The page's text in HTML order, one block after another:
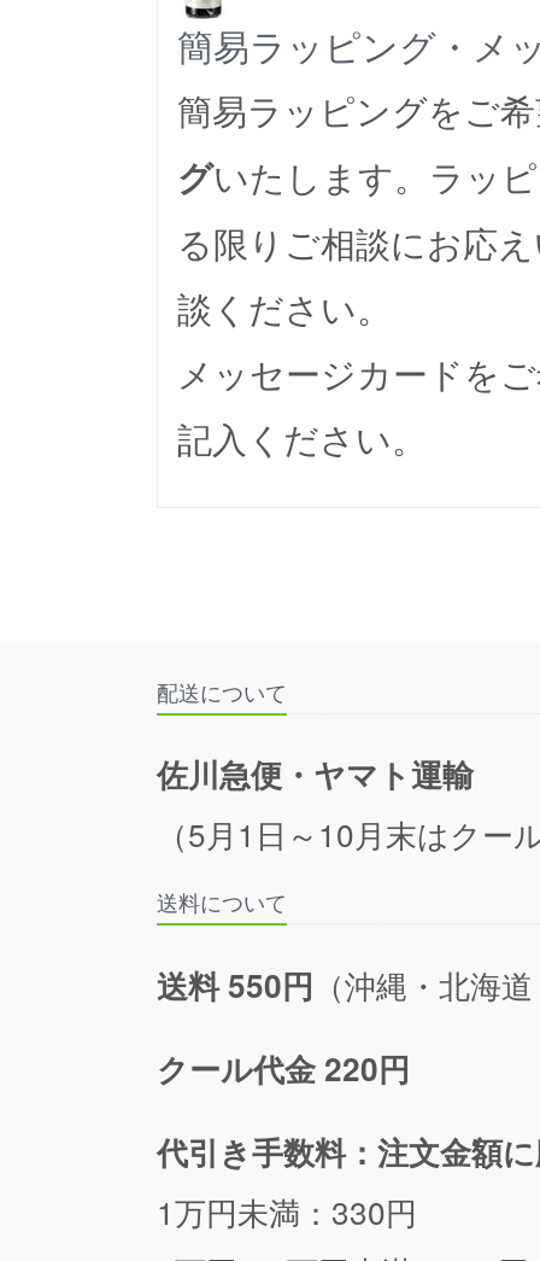
簡易ラッピング・メ
簡易ラッピングをご
グいたします。ラッ
る限りご相談にお応
談ください。
メッセージカードを
記入ください。
配送について
佐川急便・ヤマト運輸
（5月1日～10月末はクー
送料について
送料 550円 （沖縄・北海
クール代金 220円
代引き手数料：注文金額
1万円未満：330円